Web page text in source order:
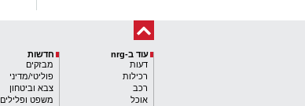
עוד ב-nrg
דעות
רכילות
רכב
אוכל
חדשות
מבזקים
פוליטי/מדיני
צבא וביטחון
משפט ופלילים